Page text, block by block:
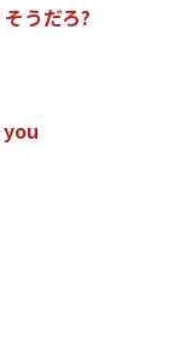
そうだろ?
you